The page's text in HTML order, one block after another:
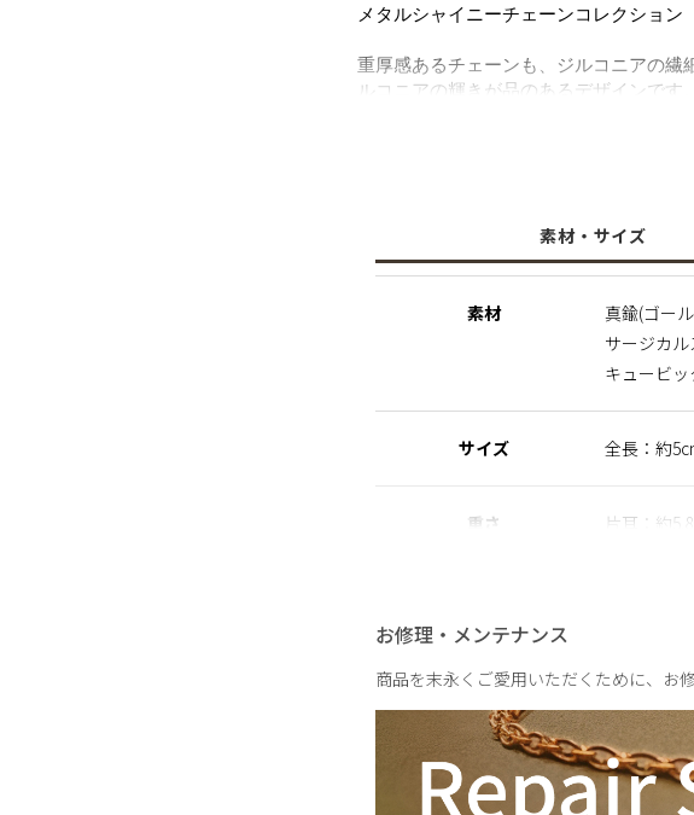
メタルシャイニーチェーンコレクション
重厚感あるチェーンも、ジルコニアの繊
ルコニアの輝きが品のあるデザインで
印象を与える大ぶりのメタルピアスは
医療用器具に使われている合金です。
出しにくい素材を指します。
素材・サイズ
素材
真鍮(ゴー
サージカ
キュービ
サイズ 全長：約
重さ 片耳：約
お修理・メンテナンス
商品を末永くご愛用いただくために、お